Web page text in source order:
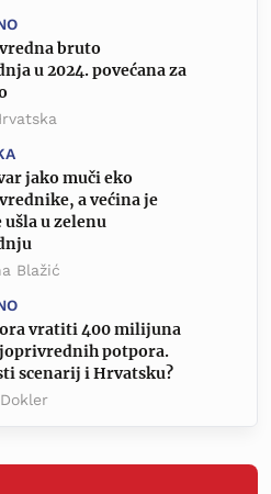
bruto
u 2024. povećana za
jako muči eko
a većina je
ušla u zelenu
Blažić
vratiti 400 milijuna
potpora.
scenarij i Hrvatsku?